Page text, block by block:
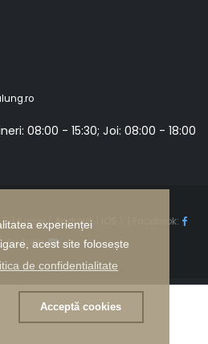
experienței
acest site folosește
de confidentialitate
Acceptă cookies
08:00 - 15:30; Joi: 08:00 - 18:00
Muscel (Android|
) | Facebook:
Youtube: